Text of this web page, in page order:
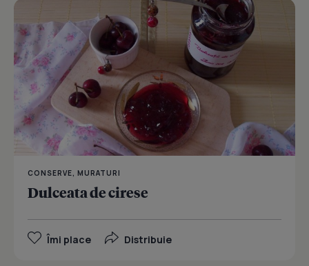
CONSERVE, MURATURI
Dulceata de cirese
Îmi place Distribuie